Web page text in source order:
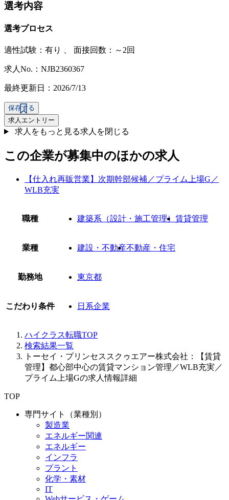
選考内容
選考プロセス
適性試験： 有り 面接回数：～2回
求人No.：NJB2360367
最終更新日：2026/7/13
保存する
求人エントリー
求人をもっと見る求人を閉じる
この企業が募集中のほかの求人
【仕入れ再販営業】次期幹部候補／プライム上場G／
WLB充実
職種 建築系（設計・施工管理） 賃貸管理
業種 建設・不動産不動産・住宅
勤務地 東京都
こだわり条件 日系企業
ハイクラス転職TOP
検索結果一覧
トーセイ・プリンセススクゥエアー株式会社：【賃貸
管理】都心部中心の賃貸マンション管理／WLB充実／
プライム上場Gの求人情報詳細
TOP
専門サイト（業種別）
製造業
エネルギー関連
エネルギー
インフラ
プラント
化学・素材
IT